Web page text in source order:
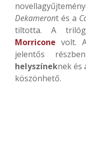
Dekameront és a
tiltotta. A
Morricone volt.
jelentős
helyszíneknek és
köszönhető.